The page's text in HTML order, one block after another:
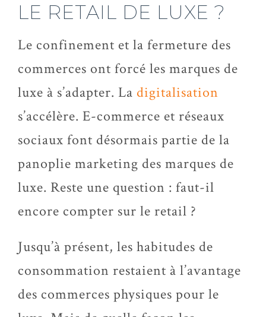
LE RETAIL DE LUXE ?
Le confinement et la fermeture des
commerces ont forcé les marques de
luxe à s’adapter. La digitalisation
s’accélère. E-commerce et réseaux
sociaux font désormais partie de la
panoplie marketing des marques de
luxe. Reste une question : faut-il
encore compter sur le retail ?
Jusqu’à présent, les habitudes de
consommation restaient à l’avantage
des commerces physiques pour le